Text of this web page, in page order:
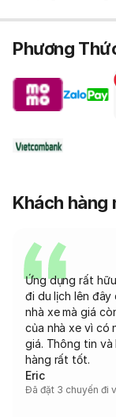
Phương
Khách hàng
Ứng dụng rất
đi du lịch lên đây
nhà xe mà giá
của nhà xe vì có
giá. Thông tin và
hàng rất tốt.
Eric
Đã đặt 3 chuyến đi